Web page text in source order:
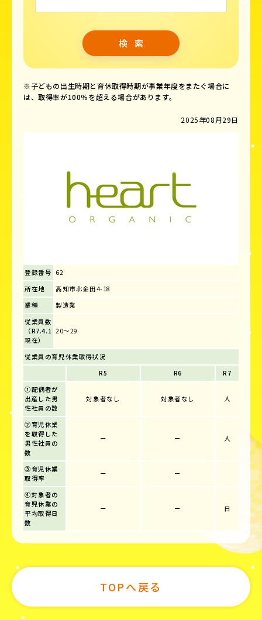
※子どもの出生時期と育休取得時期が事業年度をまたぐ場合に
は、取得率が100％を超える場合があります。
2025年08月29日
登録番号 62
所在地
高知市北金田4-18
業種
製造業
従業員数
（R7.4.1
現在）
20～29
従業員の育児休業取得状況
R5
R6
R7
①配偶者が
出産した男
性社員の数
対象者なし 対象者なし 人
②育児休業
を取得した
男性社員の
数
ー ー 人
③育児休業
取得率
ー ー
④対象者の
育児休業の
平均取得日
数
ー ー 日
TOPへ戻る